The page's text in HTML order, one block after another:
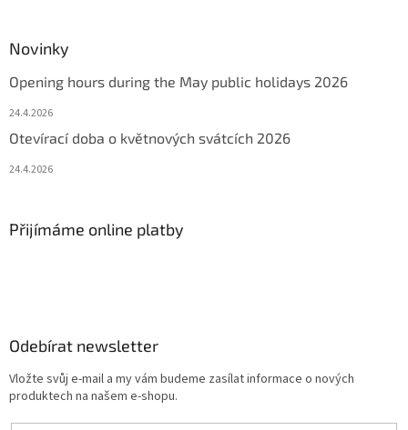
Novinky
Opening hours during the May public holidays 2026
24.4.2026
Otevírací doba o květnových svátcích 2026
24.4.2026
Přijímáme online platby
Odebírat newsletter
Vložte svůj e-mail a my vám budeme zasílat informace o nových
produktech na našem e-shopu.